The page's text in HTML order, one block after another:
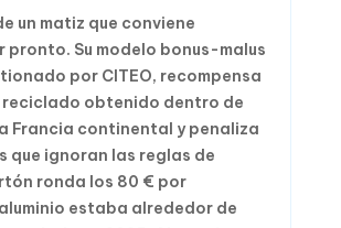
un matiz que conviene
pronto. Su modelo bonus-malus
por CITEO, recompensa
obtenido dentro de
Francia continental y penaliza
que ignoran las reglas de
ronda los 80 € por
estaba alrededor de